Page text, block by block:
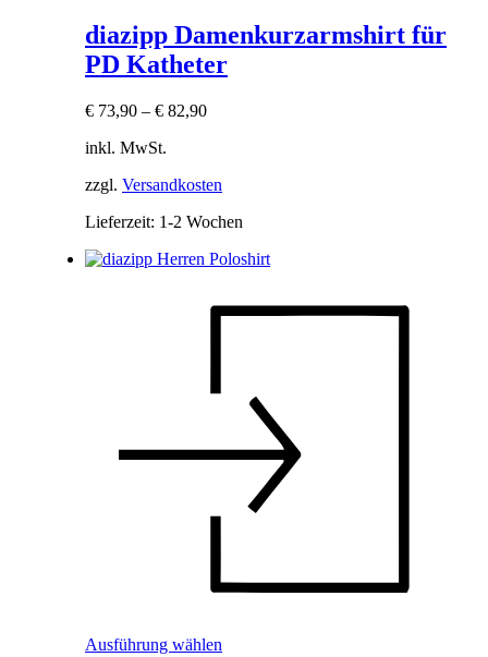
diazipp Damenkurzarmshirt für
PD Katheter
€ 73,90 – € 82,90
inkl. MwSt.
zzgl. Versandkosten
Lieferzeit: 1-2 Wochen
Ausführung wählen